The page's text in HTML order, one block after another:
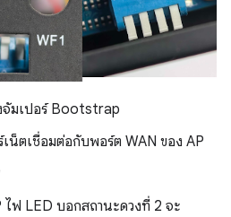
มเปอร์ Bootstrap
เน็ตเชื่อมต่อกับพอร์ต WAN ของ AP
ไฟ LED บอกสถานะดวงที่ 2 จะ